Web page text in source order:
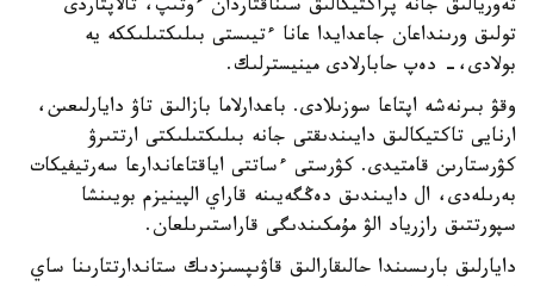
قابىلەتى باعالانادى. كۋرستى اياقتاعان سوڭ اسكەري قىزمەتشىلەر
تەوريالىق جانە پراكتيكالىق سىناقتاردان ءوتىپ، تالاپتاردى
تولىق ورىنداعان جاعدايدا عانا ءتيىستى بىلىكتىلىككە يە
بولادى،- دەپ حابارلادى مينيسترلىك.
وقۋ بىرنەشە اپتاعا سوزىلادى. باعدارلاما بازالىق تاۋ دايارلىعىن،
ارنايى تاكتيكالىق دايىندىقتى جانە بىلىكتىلىكتى ارتتىرۋ
كۋرستارىن قامتيدى. كۋرستى ءساتتى اياقتاعاندارعا سەرتيفيكات
بەرىلەدى، ال دايىندىق دەڭگەيىنە قاراي الپينيزم بويىنشا
سپورتتىق رازرياد الۋ مۇمكىندىگى قاراستىرىلعان.